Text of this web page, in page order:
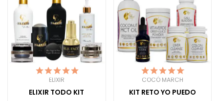
ELIXIR
ELIXIR TODO KIT
COCÓ MARCH
KIT RETO YO PUEDO